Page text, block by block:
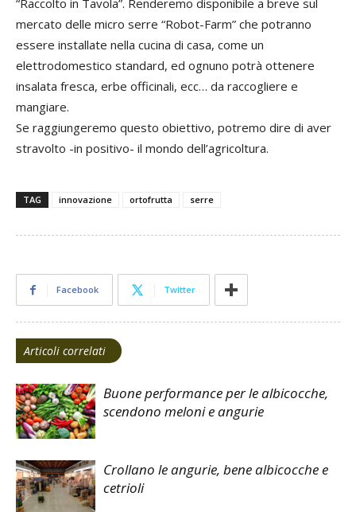
mercato delle micro serre “Robot-Farm” che potranno
essere installate nella cucina di casa, come un
elettrodomestico standard, ed ognuno potrà ottenere
insalata fresca, erbe officinali, ecc… da raccogliere e
mangiare.
Se raggiungeremo questo obiettivo, potremo dire di aver
stravolto -in positivo- il mondo dell’agricoltura.
TAG innovazione ortofrutta serre
Facebook Twitter
Articoli correlati
Buone performance per le albicocche,
scendono meloni e angurie
Crollano le angurie, bene albicocche e
cetrioli